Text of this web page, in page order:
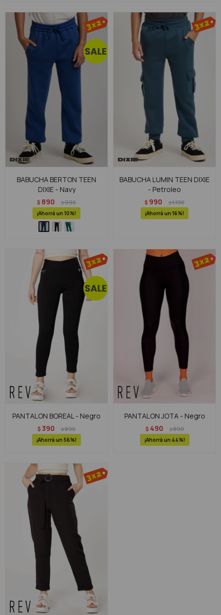
BABUCHA BERTON TEEN
DIXIE - Navy
$ 890 $990
10
BABUCHA LUMIN TEEN DIXIE
- Petroleo
$ 990 $1.190
16
PANTALON BOREAL - Negro
$ 390 $890
56
PANTALON JOTA - Negro
$ 490 $890
44